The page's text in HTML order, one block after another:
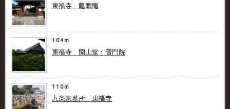
東福寺 龍眠庵
104m
東福寺 開山堂・普門院
110m
九条家墓所 東福寺